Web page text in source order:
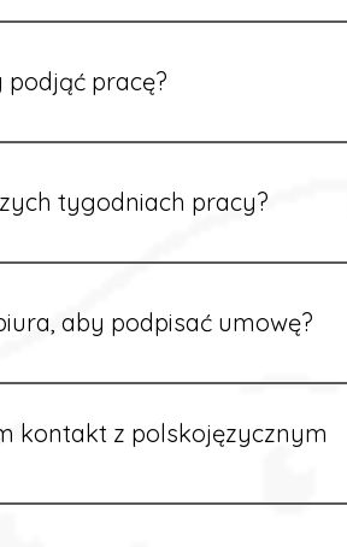
stronie lub skontaktować się z
podjąć pracę?
języka. Jeśli jednak znasz
tygodniach pracy?
zaliczkę po wcześniejszym
aby podpisać umowę?
biurze. Dzięki temu masz
kontakt z polskojęzycznym